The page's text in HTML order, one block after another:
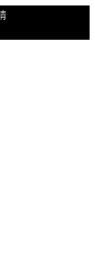
我了解詳情】
品牌商品的真實
務
】